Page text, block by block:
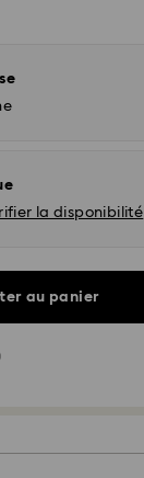
la disponibilité
au panier